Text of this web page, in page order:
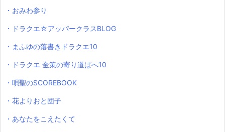
・おみわ参り
・ドラクエ☆アッパークラスBLOG
・まふゆの落書きドラクエ10
・ドラクエ 金策の寄り道ぱへ10
・唄聖のSCOREBOOK
・花よりおと団子
・あなたをこえたくて